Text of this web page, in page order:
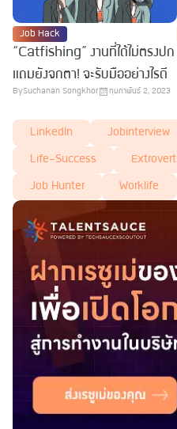
Job Hack
“Catfishing” งานที่ได้ไม่ตรงปก
แถมยังจกตา! จะรับมืออย่างไรดี
BySuchanan Songkhor กุมภาพันธ์ 2, 2023
LinkedIn Jobinterview
Life-Success Extrovert
Job Hunter Worklife